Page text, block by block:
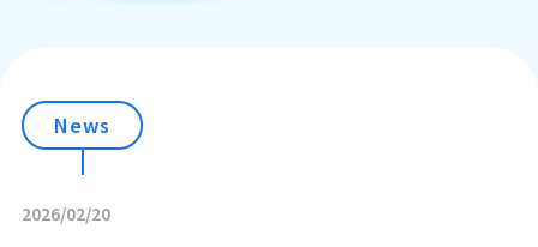
News
2026/02/20